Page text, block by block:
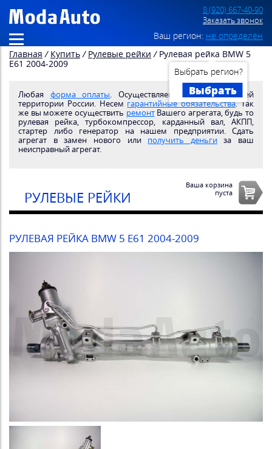
8 (920) 667-40-90
Заказать звонок
Ваш регион: не определён
Выбрать регион?
Выбрать
Главная / Купить / Рулевые рейки / Рулевая рейка BMW 5
E61 2004-2009
Любая форма оплаты. Осуществляем доставкупо всей
территории России. Несем гарантийные обязательства. Так
же вы можете осуществить ремонтВашего агрегата, будь то
рулевая рейка, турбокомпрессор, карданный вал, АКПП,
стартер либо генератор на нашем предприятии. Сдать
агрегат в замен нового или получить деньгиза ваш
неисправный агрегат.
РУЛЕВЫЕ РЕЙКИ
Ваша корзина
пуста
РУЛЕВАЯ РЕЙКА BMW 5 E61 2004-2009